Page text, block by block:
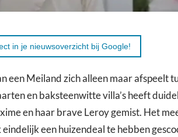
in je nieuwsoverzicht bij Google!
een Meiland zich alleen maar afspeelt
en baksteenwitte villa’s heeft
en haar brave Leroy gemist. Het
een huizendeal te hebben